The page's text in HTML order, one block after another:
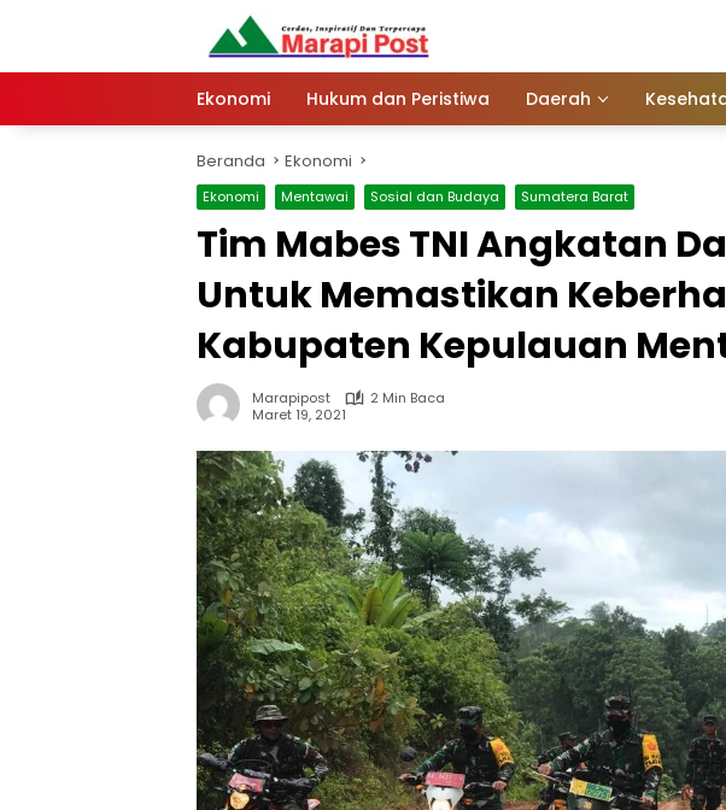
Ekonomi Hukum dan Peristiwa Daerah
Beranda Ekonomi
Ekonomi Mentawai Sosial dan Budaya Sumatera Barat
Tim Mabes TNI Angkatan
Untuk Memastikan
Kabupaten Kepulauan
Marapipost
2 Min Baca
Maret 19, 2021